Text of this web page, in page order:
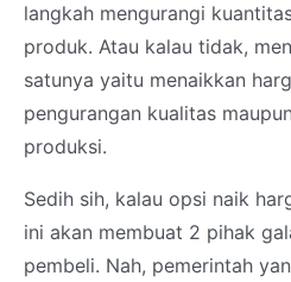
langkah mengurangi
produk. Atau kalau tidak,
satunya yaitu menaikkan
pengurangan kualitas
produksi.
Sedih sih, kalau opsi naik
ini akan membuat 2 pihak
pembeli. Nah, pemerintah